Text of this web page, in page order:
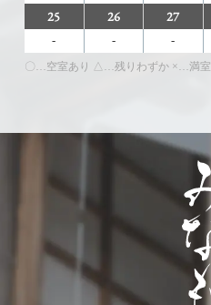
25 26 27
- - -
〇…空室あり △…残りわずか ×…満室